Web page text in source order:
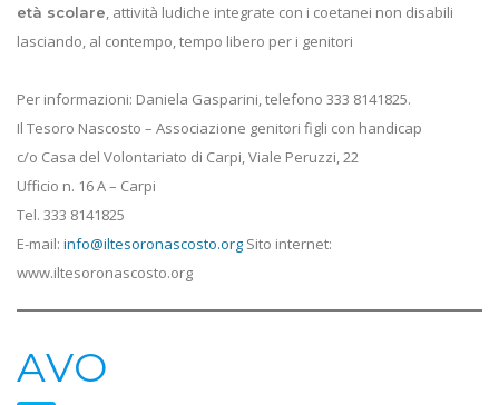
età scolare , attività ludiche integrate con i coetanei non disabili
lasciando, al contempo, tempo libero per i genitori
Per informazioni: Daniela Gasparini, telefono 333 8141825.
Il Tesoro Nascosto – Associazione genitori figli con handicap
c/o Casa del Volontariato di Carpi, Viale Peruzzi, 22
Ufficio n. 16 A – Carpi
Tel. 333 8141825
E-mail: info@iltesoronascosto.org Sito internet:
www.iltesoronascosto.org
AVO